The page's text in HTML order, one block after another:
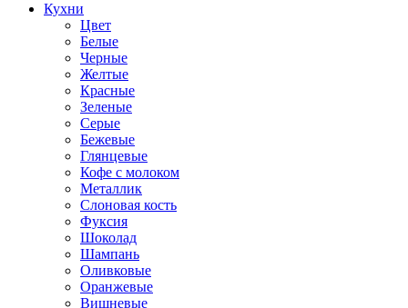
Кухни
Цвет
Белые
Черные
Желтые
Красные
Зеленые
Серые
Бежевые
Глянцевые
Кофе с молоком
Металлик
Слоновая кость
Фуксия
Шоколад
Шампань
Оливковые
Оранжевые
Вишневые